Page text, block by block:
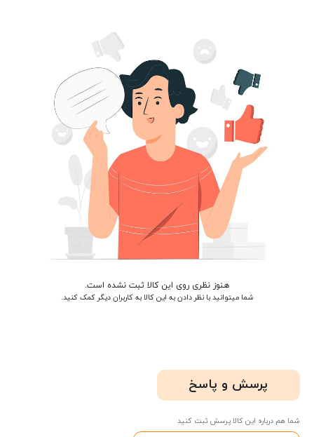
هنوز نظری روی این کالا ثبت نشده است.
شما میتوانید با نظر دادن به این کالا به کاربران دیگر کمک کنید.
پرسش و پاسخ
شما هم درباره این کالا پرسش ثبت کنید